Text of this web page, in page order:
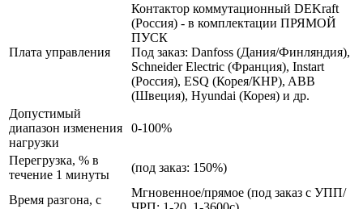
Плата управления
Контактор коммутационный DEKraft
(Россия) - в комплектации ПРЯМОЙ
ПУСК
Под заказ: Danfoss (Дания/Финляндия),
Schneider Electric (Франция), Instart
(Россия), ESQ (Корея/КНР), ABB
(Швеция), Hyundai (Корея) и др.
Допустимый
диапазон изменения
нагрузки
0-100%
Перегрузка, % в
течение 1 минуты
(под заказ: 150%)
Время разгона, с
Мгновенное/прямое (под заказ с УПП/